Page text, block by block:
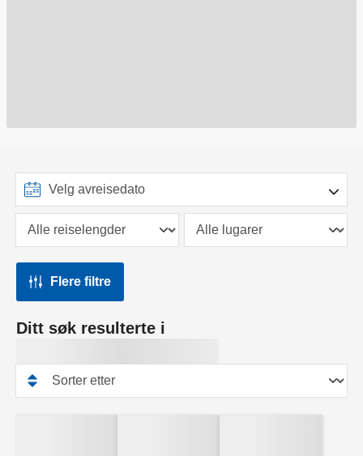
Flere filtre
Ditt søk resulterte i